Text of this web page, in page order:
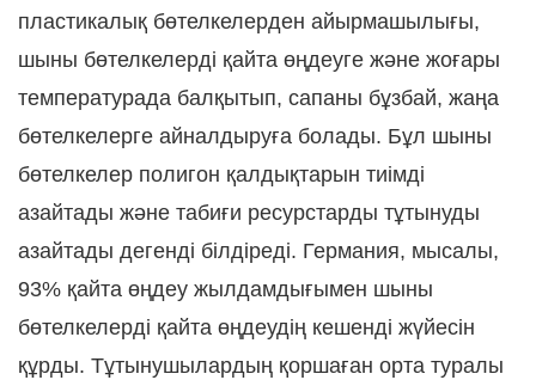
пластикалық бөтелкелерден айырмашылығы,
шыны бөтелкелерді қайта өңдеуге және жоғары
температурада балқытып, сапаны бұзбай, жаңа
бөтелкелерге айналдыруға болады. Бұл шыны
бөтелкелер полигон қалдықтарын тиімді
азайтады және табиғи ресурстарды тұтынуды
азайтады дегенді білдіреді. Германия, мысалы,
93% қайта өңдеу жылдамдығымен шыны
бөтелкелерді қайта өңдеудің кешенді жүйесін
құрды. Тұтынушылардың қоршаған орта туралы